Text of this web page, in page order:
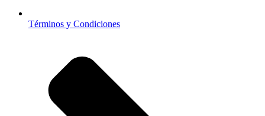
Términos y Condiciones